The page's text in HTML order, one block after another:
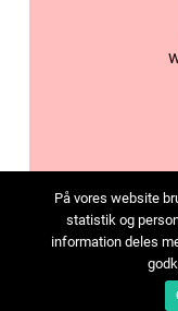
På vores website
statistik og
information deles